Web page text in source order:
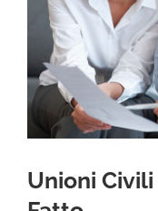
Unioni